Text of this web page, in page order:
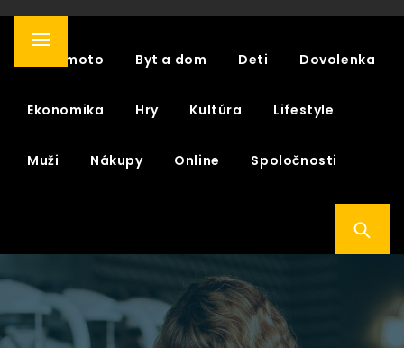
Primary
Auto moto Byt a dom Deti Dovolenka
Ekonomika Hry Kultúra Lifestyle
Muži Nákupy Online Spoločnosti